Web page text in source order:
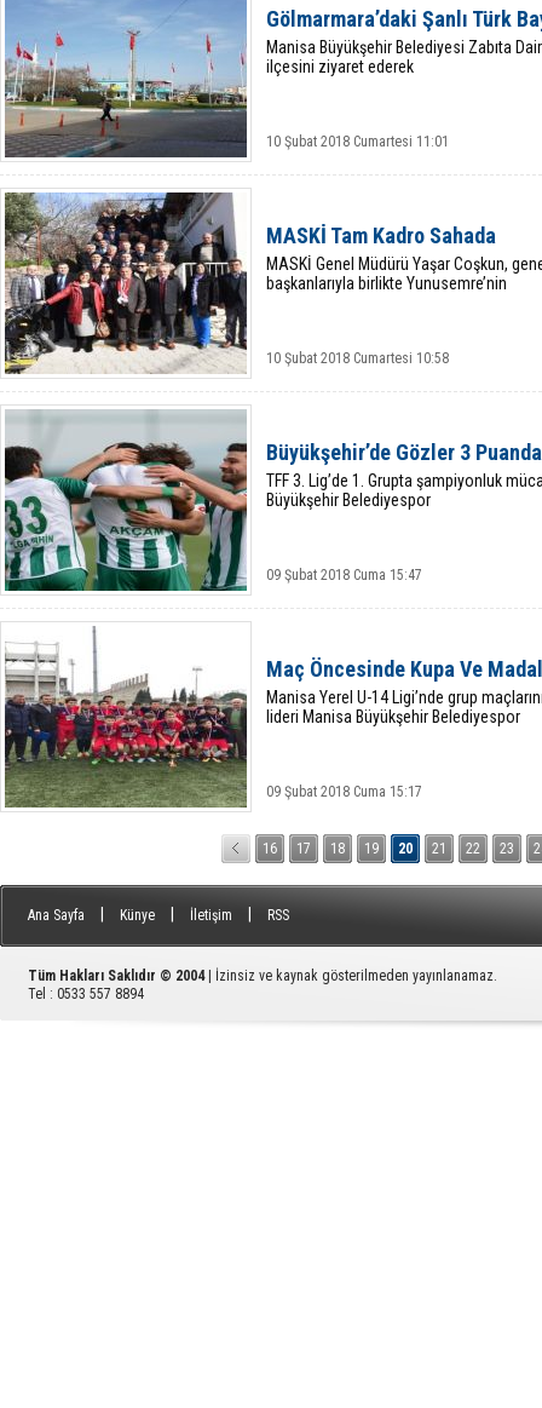
Gölmarmara’daki Şanlı Türk
Manisa Büyükşehir Belediyesi Zabıta
ilçesini ziyaret ederek
10 Şubat 2018 Cumartesi 11:01
MASKİ Tam Kadro Sahada
MASKİ Genel Müdürü Yaşar Coşkun,
başkanlarıyla birlikte Yunusemre’nin
10 Şubat 2018 Cumartesi 10:58
Büyükşehir’de Gözler 3 Puanda
TFF 3. Lig’de 1. Grupta şampiyonluk
Büyükşehir Belediyespor
09 Şubat 2018 Cuma 15:47
Maç Öncesinde Kupa Ve
Manisa Yerel U-14 Ligi’nde grup
lideri Manisa Büyükşehir Belediyespor
09 Şubat 2018 Cuma 15:17
16 17 18 19 20 21 22 23
Ana Sayfa Künye İletişim RSS
Tüm Hakları Saklıdır © 2004
| İzinsiz ve kaynak gösterilmeden yayınlanamaz.
Tel : 0533 557 8894